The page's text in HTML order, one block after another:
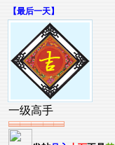
【最后一天】
一级高手